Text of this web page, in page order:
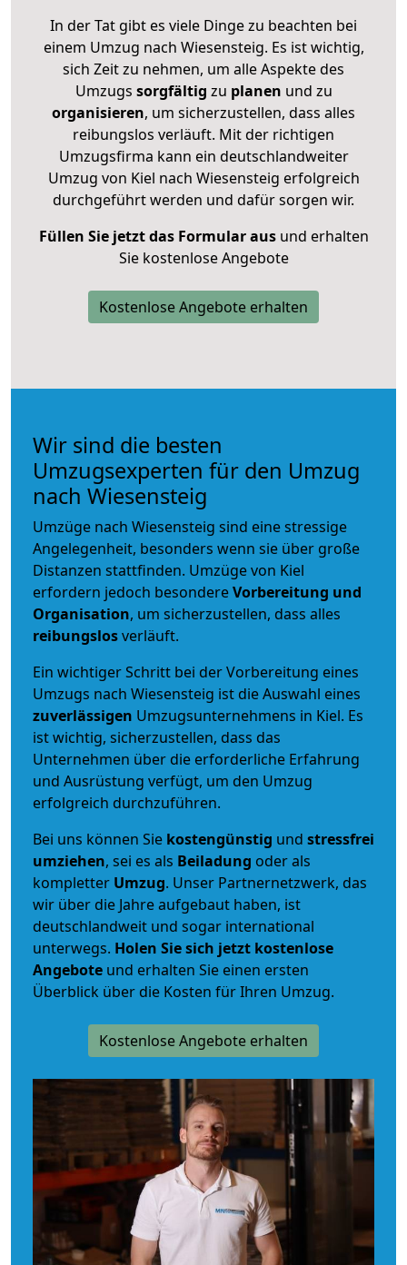
In der Tat gibt es viele Dinge zu beachten bei
einem Umzug nach Wiesensteig. Es ist wichtig,
sich Zeit zu nehmen, um alle Aspekte des
Umzugs sorgfältig zu planen und zu
organisieren, um sicherzustellen, dass alles
reibungslos verläuft. Mit der richtigen
Umzugsfirma kann ein deutschlandweiter
Umzug von Kiel nach Wiesensteig erfolgreich
durchgeführt werden und dafür sorgen wir.
Füllen Sie jetzt das Formular ausund erhalten
Sie kostenlose Angebote
Kostenlose Angebote erhalten
Wir sind die besten
Umzugsexperten für den Umzug
nach Wiesensteig
Umzüge nach Wiesensteig sind eine stressige
Angelegenheit, besonders wenn sie über große
Distanzen stattfinden. Umzüge von Kiel
erfordern jedoch besondereVorbereitung und
Organisation, um sicherzustellen, dass alles
reibungslosverläuft.
Ein wichtiger Schritt bei der Vorbereitung eines
Umzugs nach Wiesensteig ist die Auswahl eines
zuverlässigen Umzugsunternehmens in Kiel. Es
ist wichtig, sicherzustellen, dass das
Unternehmen über die erforderliche Erfahrung
und Ausrüstung verfügt, um den Umzug
erfolgreich durchzuführen.
Bei uns können Sie kostengünstig und stressfrei
umziehen, sei es als Beiladung oder als
kompletter Umzug. Unser Partnernetzwerk, das
wir über die Jahre aufgebaut haben, ist
deutschlandweit und sogar international
unterwegs. Holen Sie sich jetzt kostenlose
Angebote und erhalten Sie einen ersten
Überblick über die Kosten für Ihren Umzug.
Kostenlose Angebote erhalten